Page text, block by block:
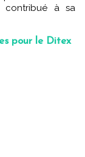
contribué à sa
pour le Ditex